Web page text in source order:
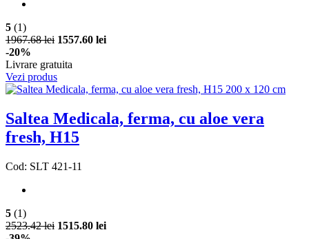
5 (1)
1967.68 lei 1557.60 lei
-20%
Livrare gratuita
Vezi produs
Saltea Medicala, ferma, cu aloe vera
fresh, H15
Cod: SLT 421-11
5 (1)
2523.42 lei 1515.80 lei